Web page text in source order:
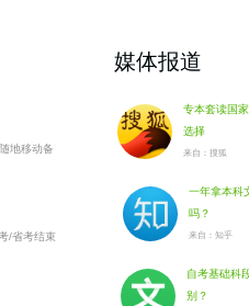
地移动备
/省考结束
媒体报道
专本套读国
选择
来自：搜狐
一年拿本科
吗
来自：知乎
自考基础科
别？